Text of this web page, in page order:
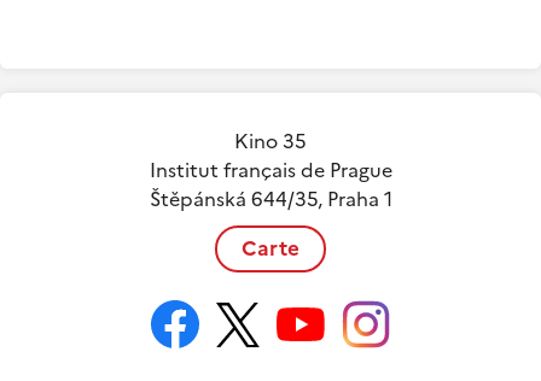
Kino 35
Institut français de Prague
Štěpánská 644/35, Praha 1
Carte